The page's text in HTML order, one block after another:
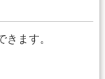
ます。